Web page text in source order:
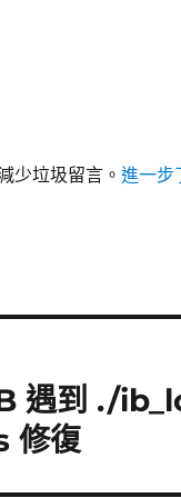
少垃圾留言。進一步
遇到 ./
修復